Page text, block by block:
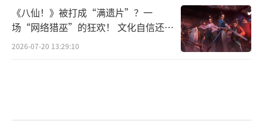
《八仙！》被打成“满遗片”？一
场“网络猎巫”的狂欢！ 文化自信还是
焦虑？
2026-07-20 13:29:10